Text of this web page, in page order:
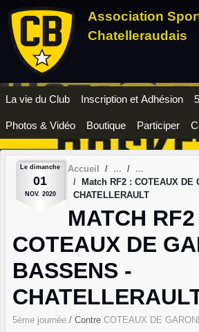
Association
Chatelleraudais
La vie du Club Inscription et Adhésion
Photos & Vidéo Boutique Participer
Le dimanche
01
NOV. 2020
Accueil
Match RF2 : COTEAUX DE
CHATELLERAULT
MATCH
COTEAUX DE
BASSENS -
5ème journée / Contre COTEAUX DE
Panneau de gestion des cookies